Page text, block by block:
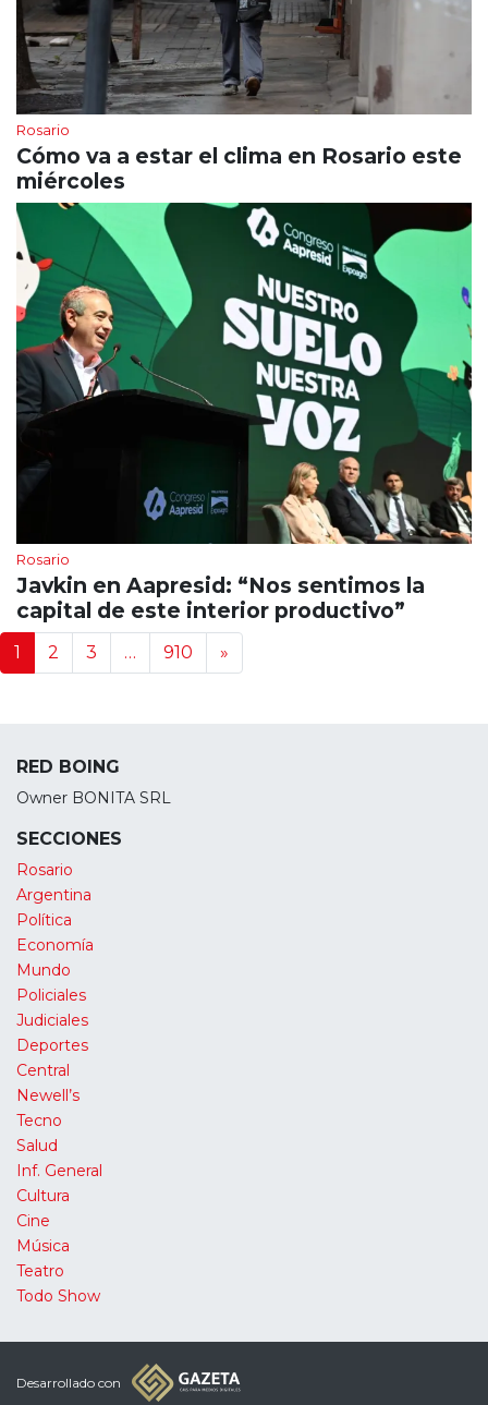
Rosario
Cómo va a estar el clima en Rosario este
miércoles
Rosario
Javkin en Aapresid: “Nos sentimos la
capital de este interior productivo”
Navegación de noticias
1 2 3 … 910 »
RED BOING
Owner BONITA SRL
SECCIONES
Rosario
Argentina
Política
Economía
Mundo
Policiales
Judiciales
Deportes
Central
Newell’s
Tecno
Salud
Inf. General
Cultura
Cine
Música
Teatro
Todo Show
Desarrollado con